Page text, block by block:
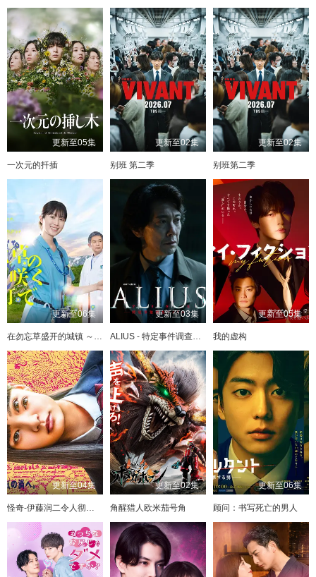
更新至05集
一次元的扦插
更新至02集
别班 第二季
更新至02集
别班第二季
更新至06集 更新至03集 更新至05集
我的虚构
更新至04集 更新至02集
角醒猎人欧米茄号角
更新至06集
顾问：书写死亡的男人